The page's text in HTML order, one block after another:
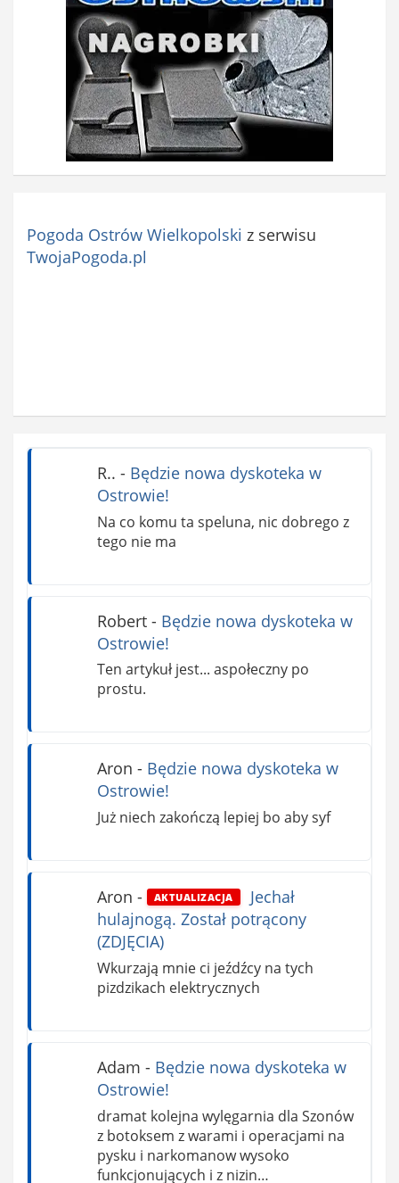
Pogoda Ostrów Wielkopolski z serwisu
TwojaPogoda.pl
R.. - Będzie nowa dyskoteka w
Ostrowie!
Na co komu ta speluna, nic dobrego z
tego nie ma
Robert- Będzie nowa dyskoteka w
Ostrowie!
Ten artykuł jest... aspołeczny po
prostu.
Aron - Będzie nowa dyskoteka w
Ostrowie!
Już niech zakończą lepiej bo aby syf
Aron - AKTUALIZACJA
Jechał
hulajnogą. Został potrącony
(ZDJĘCIA)
Wkurzają mnie ci jeźdźcy na tych
pizdzikach elektrycznych
Adam - Będzie nowa dyskoteka w
Ostrowie!
dramat kolejna wylęgarnia dla Szonów
z botoksem z warami i operacjami na
pysku i narkomanow wysoko
funkcjonujących i z nizin…